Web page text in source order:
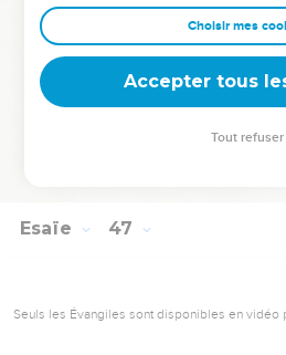
je vais bientôt faire justice et cela
tarderai pas à faire venir le salut : je
délivrance, et ma splendeur à
La Bible Du Semeur Copyright © 1992, 1999 by
Esaïe 47
Seuls les Évangiles sont disponibles en vidéo
Choisir mes
Accepter tous
Tout refuser